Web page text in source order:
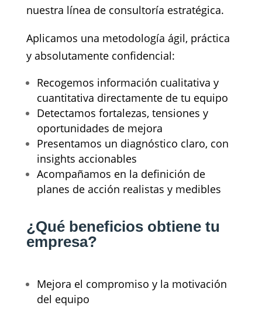
nuestra línea de consultoría estratégica.
Aplicamos una metodología ágil, práctica
y absolutamente confidencial:
Recogemos información cualitativa y
cuantitativa directamente de tu equipo
Detectamos fortalezas, tensiones y
oportunidades de mejora
Presentamos un diagnóstico claro, con
insights accionables
Acompañamos en la definición de
planes de acción realistas y medibles
¿Qué beneficios obtiene tu
empresa?
Mejora el compromiso y la motivación
del equipo